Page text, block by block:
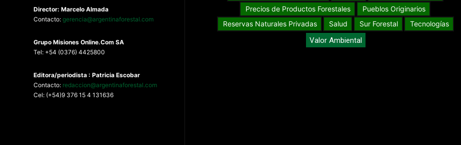
Director: Marcelo Almada
Contacto: gerencia@argentinaforestal.com
Grupo MisionesOnline.Com SA
Tel: +54 (0376) 4425800
Editora/periodista : Patricia Escobar
Contacto: redaccion@argentinaforestal.com
Cel: (+54)9 376 15 4 131636
Precios de Productos Forestales
Pueblos Originarios
Reservas Naturales Privadas
Salud Sur Forestal Tecnologías
Valor Ambiental